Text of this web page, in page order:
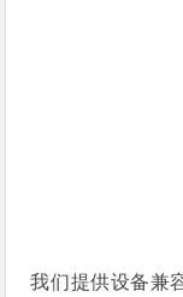
我们提供设备兼